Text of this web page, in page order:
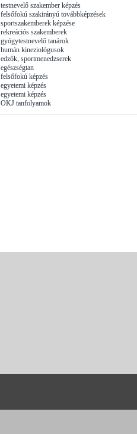
testnevelő szakember képzés
felsőfokú szakirányú továbbképzések
sportszakemberek képzése
rekreációs szakemberek
gyógytestnevelő tanárok
humán kineziológusok
edzők, sportmenedzserek
egészségtan
felsőfokú képzés
egyetemi képzés
egyetemi képzés
OKJ tanfolyamok